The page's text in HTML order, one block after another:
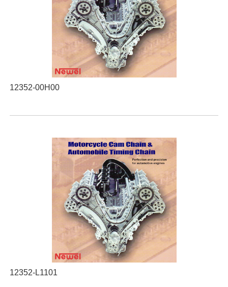
12352-00H00
12352-L1101